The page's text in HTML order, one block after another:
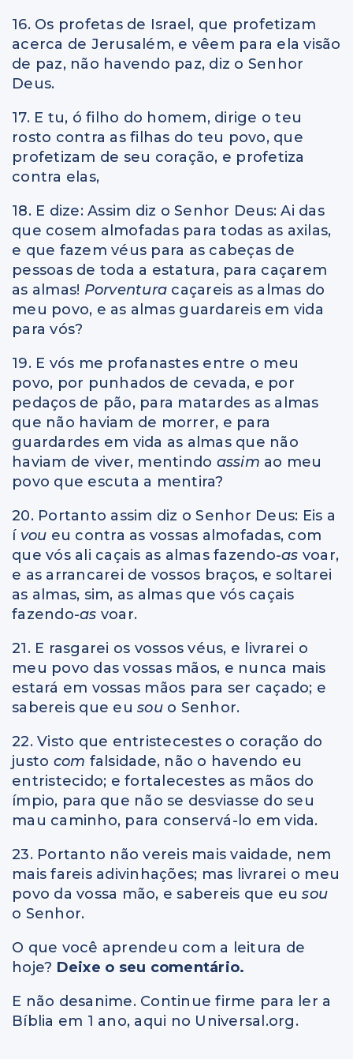
16. Os profetas de Israel, que profetizam
acerca de Jerusalém, e vêem para ela visão
de paz, não havendo paz, diz o Senhor
Deus.
17. E tu, ó filho do homem, dirige o teu
rosto contra as filhas do teu povo, que
profetizam de seu coração, e profetiza
contra elas,
18. E dize: Assim diz o Senhor Deus: Ai das
que cosem almofadas para todas as axilas,
e que fazem véus para as cabeças de
pessoas de toda a estatura, para caçarem
as almas! Porventura caçareis as almas do
meu povo, e as almas guardareis em vida
para vós?
19. E vós me profanastes entre o meu
povo, por punhados de cevada, e por
pedaços de pão, para matardes as almas
que não haviam de morrer, e para
guardardes em vida as almas que não
haviam de viver, mentindo assim ao meu
povo que escuta a mentira?
20. Portanto assim diz o Senhor Deus: Eis a
í vou eu contra as vossas almofadas, com
que vós ali caçais as almas fazendo-as voar,
e as arrancarei de vossos braços, e soltarei
as almas, sim, as almas que vós caçais
fazendo-as voar.
21. E rasgarei os vossos véus, e livrarei o
meu povo das vossas mãos, e nunca mais
estará em vossas mãos para ser caçado; e
sabereis que eu sou o Senhor.
22. Visto que entristecestes o coração do
justo com falsidade, não o havendo eu
entristecido; e fortalecestes as mãos do
ímpio, para que não se desviasse do seu
mau caminho, para conservá-lo em vida.
23. Portanto não vereis mais vaidade, nem
mais fareis adivinhações; mas livrarei o meu
povo da vossa mão, e sabereis que eusou
o Senhor.
O que você aprendeu com a leitura de
hoje? Deixe o seu comentário.
E não desanime. Continue firme para ler a
Bíblia em 1 ano, aqui no Universal.org.